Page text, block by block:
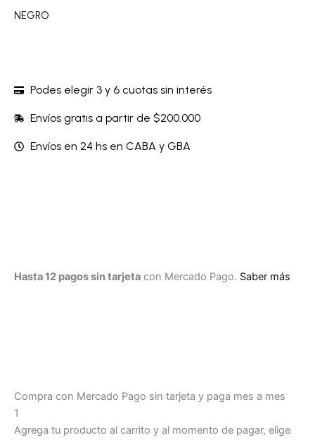
NEGRO
Podes elegir 3 y 6 cuotas sin interés
Envíos gratis a partir de $200.000
Envíos en 24 hs en CABA y GBA
Hasta 12 pagos sin tarjeta con Mercado Pago. Saber más
Compra con Mercado Pago sin tarjeta y paga mes a mes
1
Agrega tu producto al carrito y al momento de pagar, elige